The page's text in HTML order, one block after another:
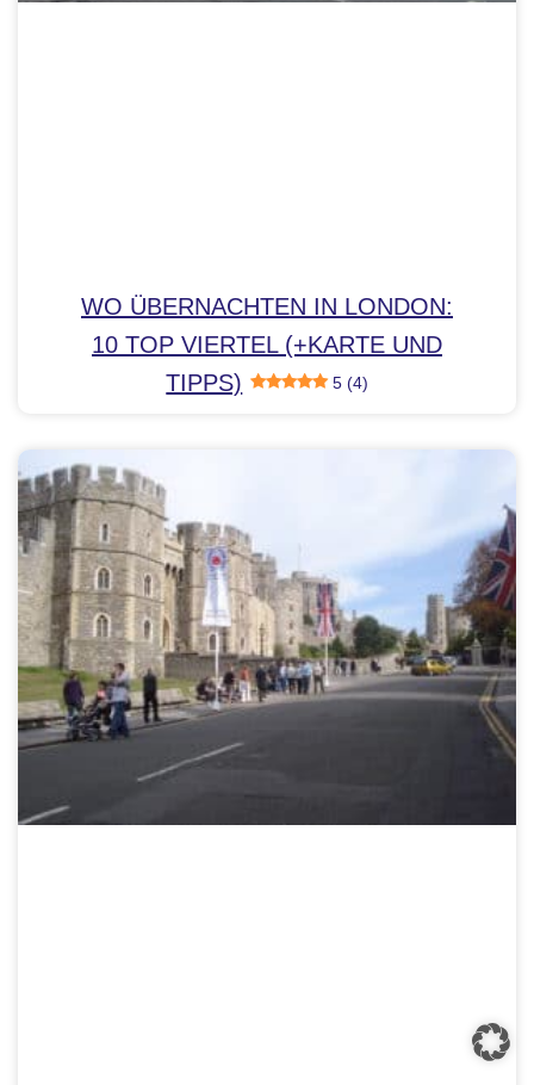
WO ÜBERNACHTEN IN LONDON:
10 TOP VIERTEL (+KARTE UND
TIPPS)
5 (4)